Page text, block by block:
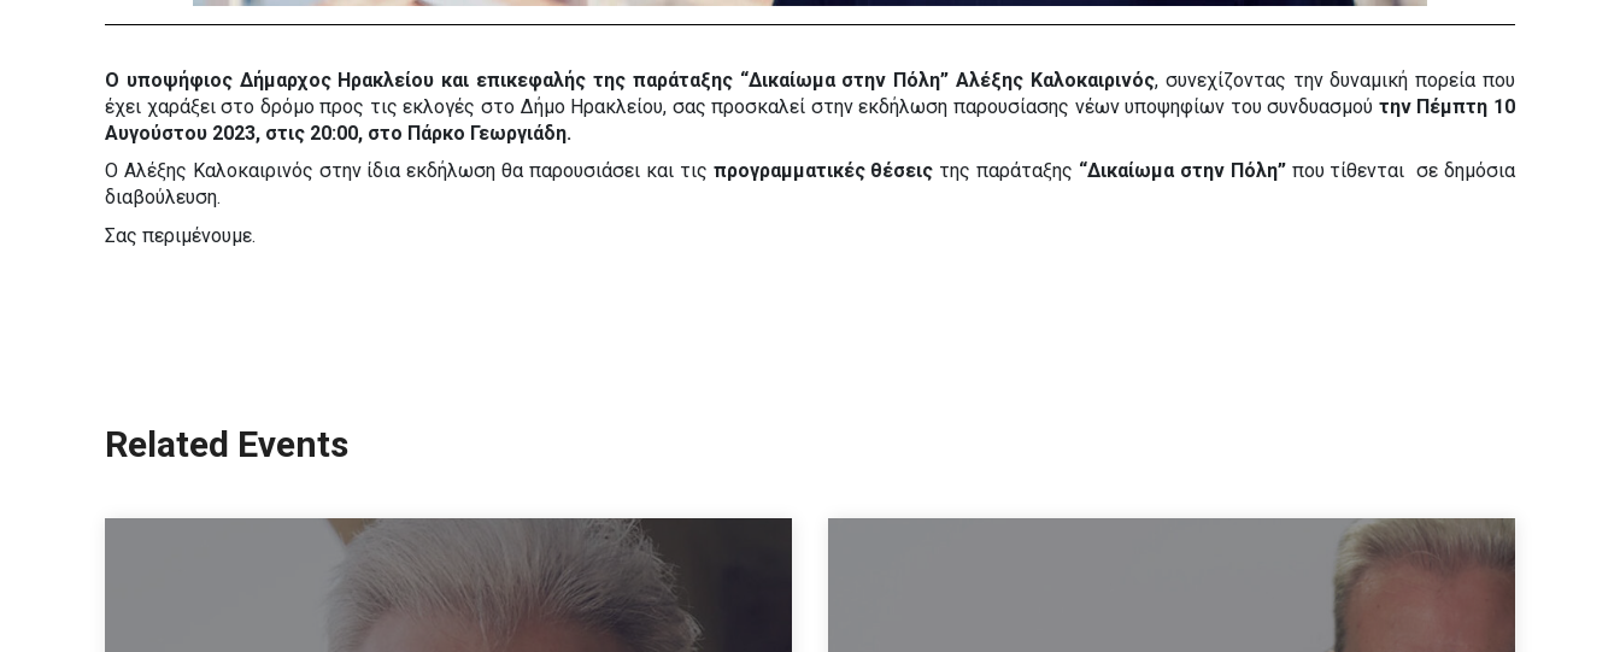
Ο υποψήφιος Δήμαρχος Ηρακλείου και επικεφαλής της παράταξης “Δικαίωμα στην Πόλη” Αλέξης Καλοκαιρινός, συνεχίζοντας την δυναμική πορεία που
έχει χαράξει στο δρόμο προς τις εκλογές στο Δήμο Ηρακλείου, σας προσκαλεί στην εκδήλωση παρουσίασης νέων υποψηφίων του συνδυασμού την Πέμπτη 10
Αυγούστου 2023, στις 20:00, στο Πάρκο Γεωργιάδη.
Ο Αλέξης Καλοκαιρινός στην ίδια εκδήλωση θα παρουσιάσει και τις προγραμματικές θέσεις της παράταξης “Δικαίωμα στην Πόλη” που τίθενται  σε δημόσια
διαβούλευση.
Σας περιμένουμε.
Related Events